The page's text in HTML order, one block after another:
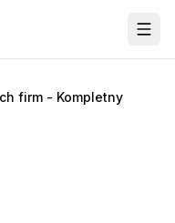
firm - Kompletny